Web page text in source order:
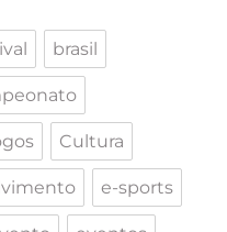
brasil
Cultura
e-sports